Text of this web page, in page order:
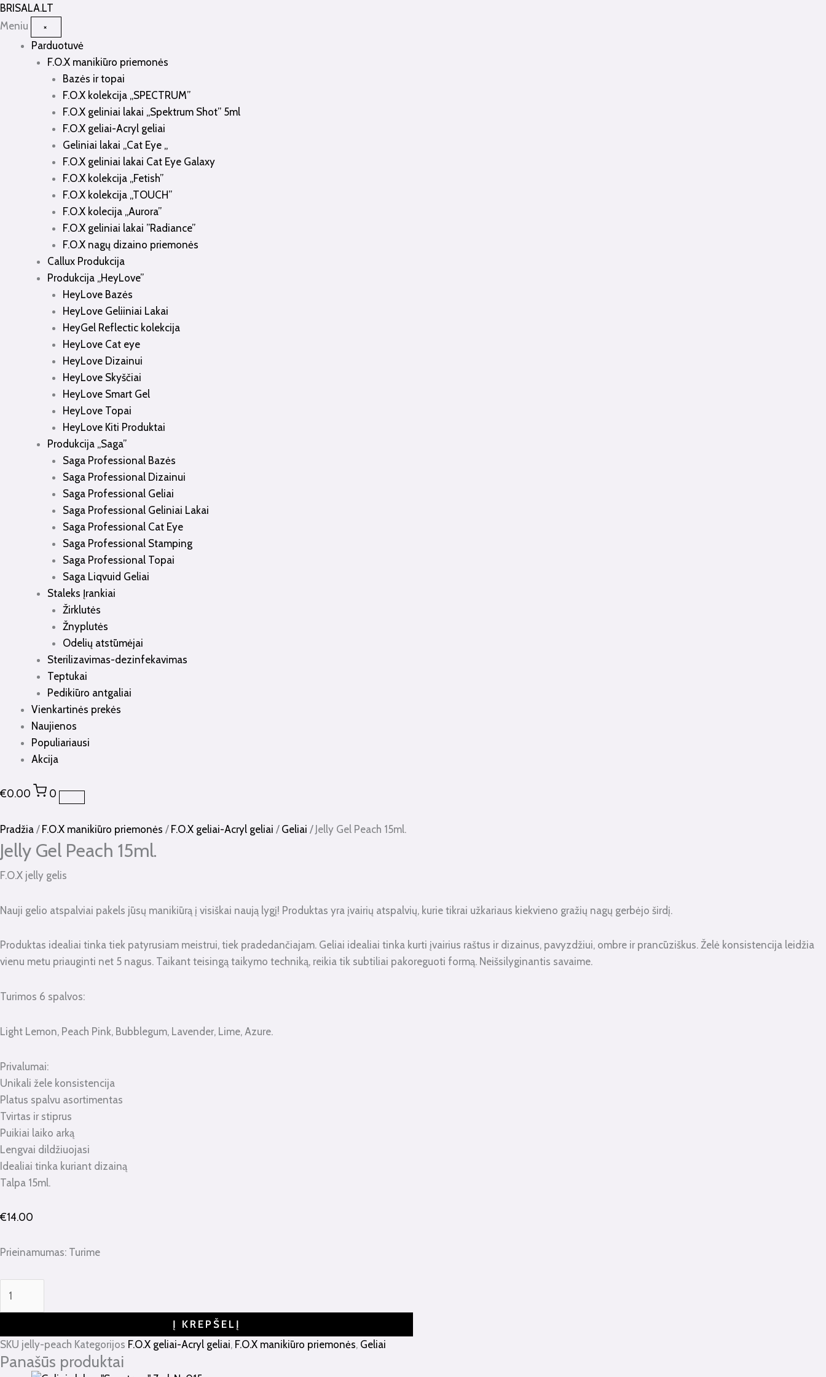
BRISALA.LT
Meniu
×
Parduotuvė
F.O.X manikiūro priemonės
Bazės ir topai
F.O.X kolekcija „SPECTRUM”
F.O.X geliniai lakai „Spektrum Shot” 5ml
F.O.X geliai-Acryl geliai
Geliniai lakai „Cat Eye „
F.O.X geliniai lakai Cat Eye Galaxy
F.O.X kolekcija „Fetish”
F.O.X kolekcija „TOUCH”
F.O.X kolecija „Aurora”
F.O.X geliniai lakai ”Radiance”
F.O.X nagų dizaino priemonės
Callux Produkcija
Produkcija „HeyLove”
HeyLove Bazės
HeyLove Geliiniai Lakai
HeyGel Reflectic kolekcija
HeyLove Cat eye
HeyLove Dizainui
HeyLove Skyščiai
HeyLove Smart Gel
HeyLove Topai
HeyLove Kiti Produktai
Produkcija „Saga”
Saga Professional Bazės
Saga Professional Dizainui
Saga Professional Geliai
Saga Professional Geliniai Lakai
Saga Professional Cat Eye
Saga Professional Stamping
Saga Professional Topai
Saga Liqvuid Geliai
Staleks Įrankiai
Žirklutės
Žnyplutės
Odelių atstūmėjai
Sterilizavimas-dezinfekavimas
Teptukai
Pedikiūro antgaliai
Vienkartinės prekės
Naujienos
Populiariausi
Akcija
€0.00 0
Pereiti
prie
Pradžia / F.O.X manikiūro priemonės / F.O.X geliai-Acryl geliai / Geliai / Jelly Gel Peach 15ml.
Jelly Gel Peach 15ml.
F.O.X jelly gelis
Nauji gelio atspalviai pakels jūsų manikiūrą į visiškai naują lygį! Produktas yra įvairių atspalvių, kurie tikrai užkariaus kiekvieno gražių nagų gerbėjo širdį.
Produktas idealiai tinka tiek patyrusiam meistrui, tiek pradedančiajam. Geliai idealiai tinka kurti įvairius raštus ir dizainus, pavyzdžiui, ombre ir prancūziškus. Želė konsistencija leidžia
vienu metu priauginti net 5 nagus. Taikant teisingą taikymo techniką, reikia tik subtiliai pakoreguoti formą. Neišsilyginantis savaime.
Turimos 6 spalvos:
Light Lemon, Peach Pink, Bubblegum, Lavender, Lime, Azure.
Privalumai:
Unikali žele konsistencija
Platus spalvu asortimentas
Tvirtas ir stiprus
Puikiai laiko arką
Lengvai dildžiuojasi
Idealiai tinka kuriant dizainą
Talpa 15ml.
€14.00
Prieinamumas: Turime
kiekis:
Jelly
Gel
Peach
Į KREPŠELĮ
SKU jelly-peach Kategorijos F.O.X geliai-Acryl geliai, F.O.X manikiūro priemonės, Geliai
Panašūs produktai